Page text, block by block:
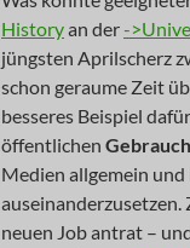
Historyan der-
jüngsten Aprilscherz
schon geraume Zeit
besseres Beispiel
öffentlichen Gebrauch
Medien allgemein und
auseinanderzusetzen.
neuen Job antrat –